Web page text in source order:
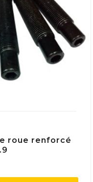
roue renforcé